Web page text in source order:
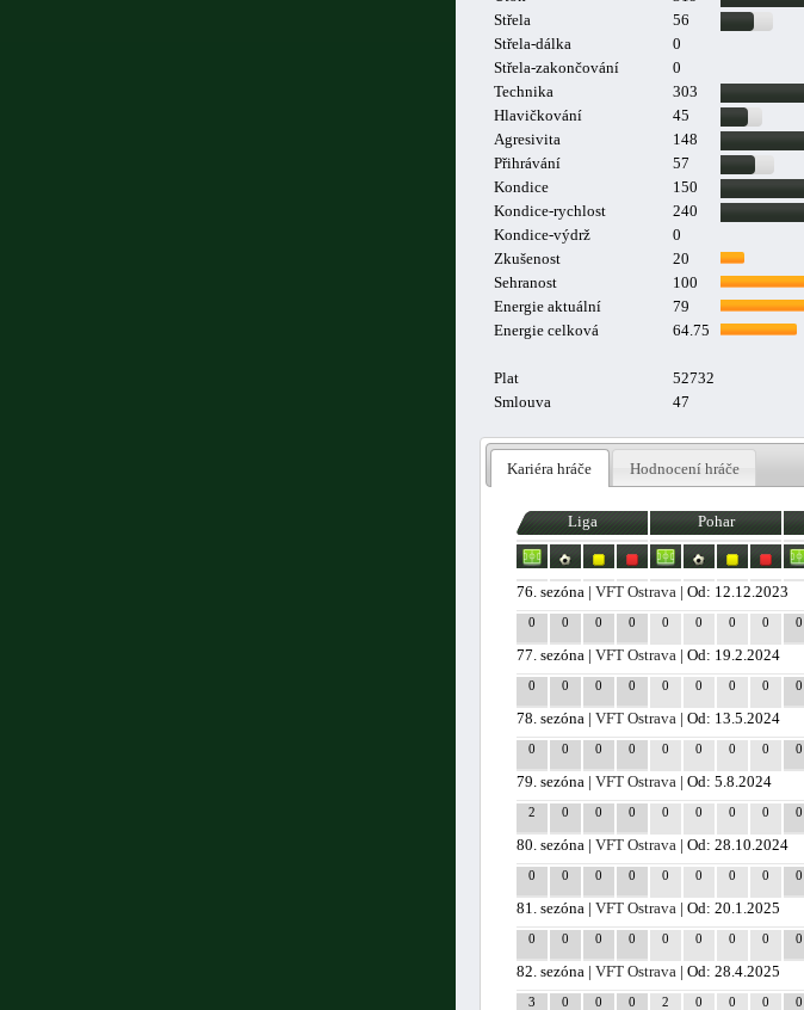
Střela
56
Střela-dálka
0
Střela-zakončování
0
Technika
303
Hlavičkování
45
Agresivita
148
Přihrávání
57
Kondice
150
Kondice-rychlost
240
Kondice-výdrž
0
Zkušenost
20
Sehranost
100
Energie aktuální
79
Energie celková
64.75
Plat
52732
Smlouva
47
Kariéra hráče Hodnocení hráče
Liga Pohar
76. sezóna |VFT Ostrava | Od: 12.12.2023
0 0 0 0 0 0 0 0 0
77. sezóna |VFT Ostrava | Od: 19.2.2024
0 0 0 0 0 0 0 0 0
78. sezóna |VFT Ostrava | Od: 13.5.2024
0 0 0 0 0 0 0 0 0
79. sezóna |VFT Ostrava | Od: 5.8.2024
2 0 0 0 0 0 0 0 0
80. sezóna |VFT Ostrava | Od: 28.10.2024
0 0 0 0 0 0 0 0 0
81. sezóna |VFT Ostrava | Od: 20.1.2025
0 0 0 0 0 0 0 0 0
82. sezóna |VFT Ostrava | Od: 28.4.2025
3 0 0 0 2 0 0 0 0